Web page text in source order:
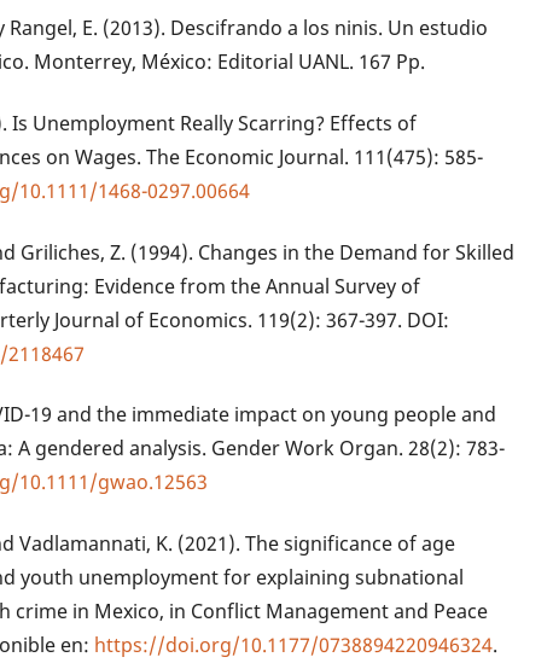
Rangel, E. (2013). Descifrando a los ninis. Un estudio
Monterrey, México: Editorial UANL. 167 Pp.
Is Unemployment Really Scarring? Effects of
on Wages. The Economic Journal. 111(475): 585-
1468-0297.00664
Griliches, Z. (1994). Changes in the Demand for Skilled
Evidence from the Annual Survey of
Journal of Economics. 119(2): 367-397. DOI:
19 and the immediate impact on young people and
A gendered analysis. Gender Work Organ. 28(2): 783-
10.1111/gwao.12563
Vadlamannati, K. (2021). The significance of age
youth unemployment for explaining subnational
crime in Mexico, in Conflict Management and Peace
en: https://doi.org/10.1177/0738894220946324.